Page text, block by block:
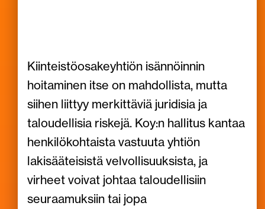
Kiinteistöosakeyhtiön isännöinnin
hoitaminen itse on mahdollista, mutta
siihen liittyy merkittäviä juridisia ja
taloudellisia riskejä. Koy:n hallitus kantaa
henkilökohtaista vastuuta yhtiön
lakisääteisistä velvollisuuksista, ja
virheet voivat johtaa taloudellisiin
seuraamuksiin tai jopa